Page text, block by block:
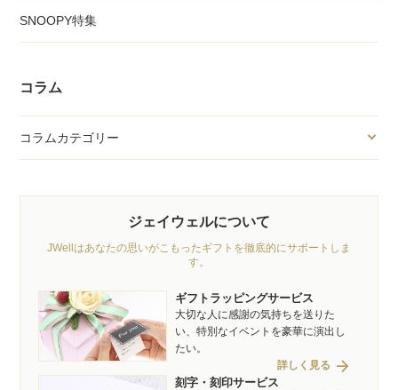
SNOOPY特集
コラム
コラムカテゴリー
ジェイウェルについて
JWellはあなたの思いがこもったギフトを徹底的にサポートしま
す。
ギフトラッピングサービス
大切な人に感謝の気持ちを送りた
い、特別なイベントを豪華に演出し
たい。
詳しく見る arrow_forward
刻字・刻印サービス